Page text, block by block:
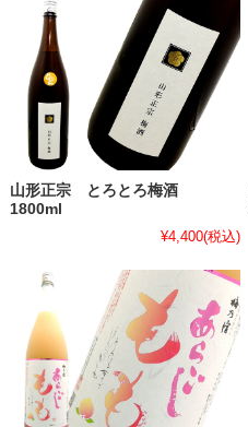
山形正宗 とろとろ梅酒
1800ml
¥4,400(税込)